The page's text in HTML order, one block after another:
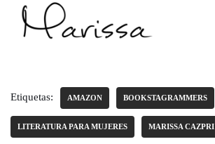
Etiquetas: AMAZON BOOKSTAGRAMMERS
LITERATURA PARA MUJERES MARISSA CAZPRI